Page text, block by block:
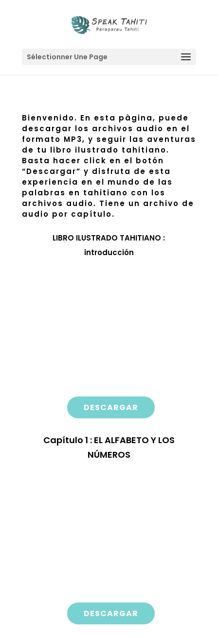
Sélectionner Une Page
Bienvenido. En esta pàgina, puede
descargar los archivos audio en el
formato MP3, y seguir las aventuras
de tu libro ilustrado tahitiano.
Basta hacer click en el botón
“Descargar” y disfruta de esta
experiencia en el mundo de las
palabras en tahitiano con los
archivos audio. Tiene un archivo de
audio por capítulo.
LIBRO ILUSTRADO TAHITIANO :
introducción
DESCARGAR
Capítulo 1 : EL ALFABETO Y LOS
NÚMEROS
DESCARGAR